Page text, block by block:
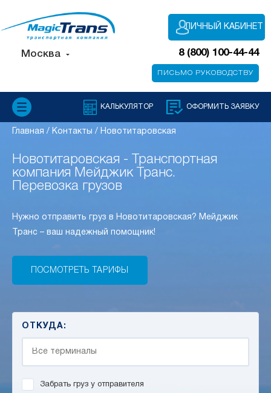
Москва 8 (800) 100-44-44
ЛИЧНЫЙ КАБИНЕТ
ПИСЬМО РУКОВОДСТВУ
КАЛЬКУЛЯТОР ОФОРМИТЬ ЗАЯВКУ
Главная / Контакты / Новотитаровская
Новотитаровская - Транспортная
компания Мейджик Транс.
Перевозка грузов
Нужно отправить груз в Новотитаровская? Мейджик
Транс – ваш надежный помощник!
ПОСМОТРЕТЬ ТАРИФЫ
ОТКУДА:
Забрать груз у отправителя